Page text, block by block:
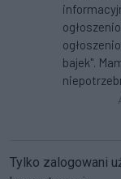
bajek".
Tylko zalogowani